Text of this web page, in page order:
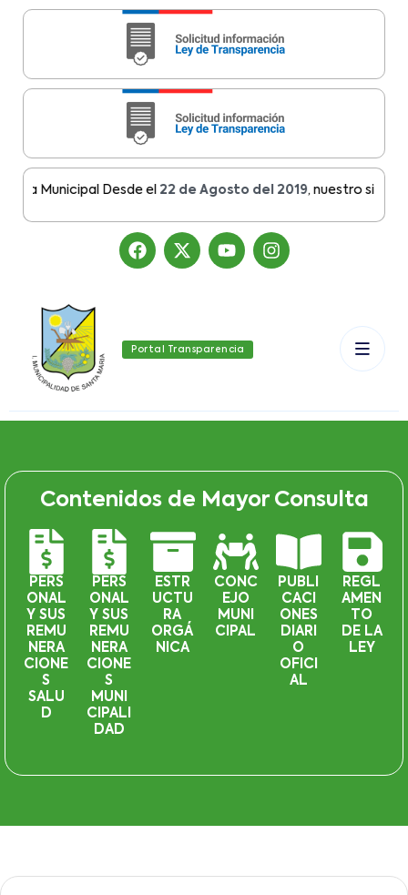
Municipal Desde el22 de Agosto del 2019, nuestro sitio ha
Portal Transparencia
Contenidos de Mayor Consulta
PERS
ONAL
Y SUS
REMU
NERA
CIONE
S
SALU
D
PERS
ONAL
Y SUS
REMU
NERA
CIONE
S
MUNI
CIPALI
DAD
ESTR
UCTU
RA
ORGÁ
NICA
CONC
EJO
MUNI
CIPAL
PUBLI
CACI
ONES
DIARI
O
OFICI
AL
REGL
AMEN
TO
DE LA
LEY